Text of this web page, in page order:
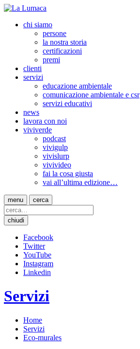
chi siamo
persone
la nostra storia
certificazioni
premi
clienti
servizi
educazione ambientale
comunicazione ambientale e csr
servizi educativi
news
lavora con noi
viviverde
podcast
vivigulp
vivislurp
vivivideo
fai la cosa giusta
vai all’ultima edizione…
menu cerca
chiudi
Facebook
Twitter
YouTube
Instagram
Linkedin
Servizi
Home
Servizi
Eco-murales